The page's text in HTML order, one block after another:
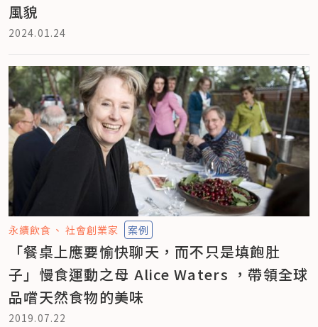
風貌
2024.01.24
永續飲食 社會創業家 案例
「餐桌上應要愉快聊天，而不只是填飽肚
子」慢食運動之母 Alice Waters ，帶領全球
品嚐天然食物的美味
2019.07.22